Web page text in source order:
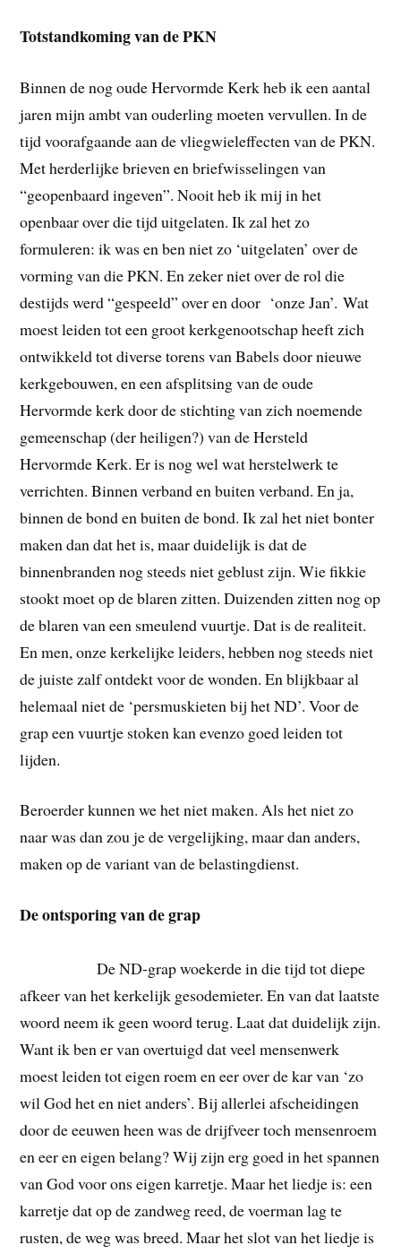
Totstandkoming van de PKN
Binnen de nog oude Hervormde Kerk heb ik een aantal
jaren mijn ambt van ouderling moeten vervullen. In de
tijd voorafgaande aan de vliegwieleffecten van de PKN.
Met herderlijke brieven en briefwisselingen van
“geopenbaard ingeven”. Nooit heb ik mij in het
openbaar over die tijd uitgelaten. Ik zal het zo
formuleren: ik was en ben niet zo ‘uitgelaten’ over de
vorming van die PKN. En zeker niet over de rol die
destijds werd “gespeeld” over en door ‘onze Jan’. Wat
moest leiden tot een groot kerkgenootschap heeft zich
ontwikkeld tot diverse torens van Babels door nieuwe
kerkgebouwen, en een afsplitsing van de oude
Hervormde kerk door de stichting van zich noemende
gemeenschap (der heiligen?) van de Hersteld
Hervormde Kerk. Er is nog wel wat herstelwerk te
verrichten. Binnen verband en buiten verband. En ja,
binnen de bond en buiten de bond. Ik zal het niet bonter
maken dan dat het is, maar duidelijk is dat de
binnenbranden nog steeds niet geblust zijn. Wie fikkie
stookt moet op de blaren zitten. Duizenden zitten nog op
de blaren van een smeulend vuurtje. Dat is de realiteit.
En men, onze kerkelijke leiders, hebben nog steeds niet
de juiste zalf ontdekt voor de wonden. En blijkbaar al
helemaal niet de ‘persmuskieten bij het ND’. Voor de
grap een vuurtje stoken kan evenzo goed leiden tot
lijden.
Beroerder kunnen we het niet maken. Als het niet zo
naar was dan zou je de vergelijking, maar dan anders,
maken op de variant van de belastingdienst.
De ontsporing van de grap
De ND-grap woekerde in die tijd tot diepe
afkeer van het kerkelijk gesodemieter. En van dat laatste
woord neem ik geen woord terug. Laat dat duidelijk zijn.
Want ik ben er van overtuigd dat veel mensenwerk
moest leiden tot eigen roem en eer over de kar van ‘zo
wil God het en niet anders’. Bij allerlei afscheidingen
door de eeuwen heen was de drijfveer toch mensenroem
en eer en eigen belang? Wij zijn erg goed in het spannen
van God voor ons eigen karretje. Maar het liedje is: een
karretje dat op de zandweg reed, de voerman lag te
rusten, de weg was breed. Maar het slot van het liedje is